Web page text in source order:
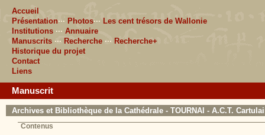
Accueil
Présentation··· Photos··· Les cent trésors de Wallonie
Institutions ··· Annuaire
Manuscrits ··· Recherche ··· Recherche+
Historique du projet
Contact
Liens
Manuscrit
Archives et Bibliothèque de la Cathédrale - TOURNAI - A.C.T.
Contenus